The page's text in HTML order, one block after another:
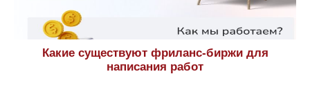
Какие существуют фриланс-биржи для
написания работ